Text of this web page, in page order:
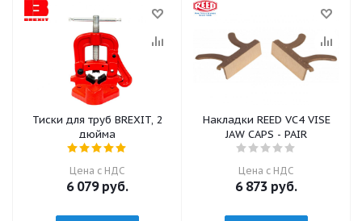
Тиски для труб BREXIT, 2
дюйма
Цена с НДС
6 079руб.
Накладки REED VC4 VISE
JAW CAPS - PAIR
Цена с НДС
6 873 руб.